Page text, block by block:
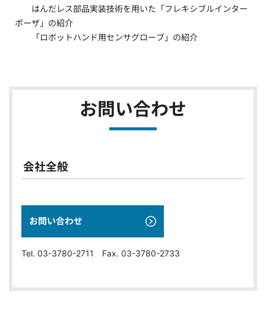
はんだレス部品実装技術を用いた「フレキシブルインター
ポーザ」の紹介
「ロボットハンド用センサグローブ」の紹介
お問い合わせ
会社全般
お問い合わせ
Tel. 03-3780-2711 Fax. 03-3780-2733